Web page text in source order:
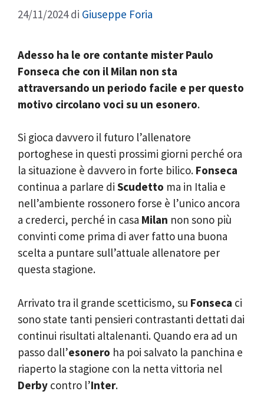
24/11/2024 di Giuseppe Foria
Adesso ha le ore contante mister Paulo
Fonseca che con il Milan non sta
attraversando un periodo facile e per questo
motivo circolano voci su un esonero.
Si gioca davvero il futuro l’allenatore
portoghese in questi prossimi giorni perché ora
la situazione è davvero in forte bilico. Fonseca
continua a parlare di Scudetto ma in Italia e
nell’ambiente rossonero forse è l’unico ancora
a crederci, perché in casa Milan non sono più
convinti come prima di aver fatto una buona
scelta a puntare sull’attuale allenatore per
questa stagione.
Arrivato tra il grande scetticismo, su Fonseca ci
sono state tanti pensieri contrastanti dettati dai
continui risultati altalenanti. Quando era ad un
passo dall’esonero ha poi salvato la panchina e
riaperto la stagione con la netta vittoria nel
Derby contro l’Inter.